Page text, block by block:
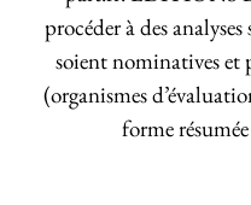
procéder à des
soient nominatives et
(organismes
forme